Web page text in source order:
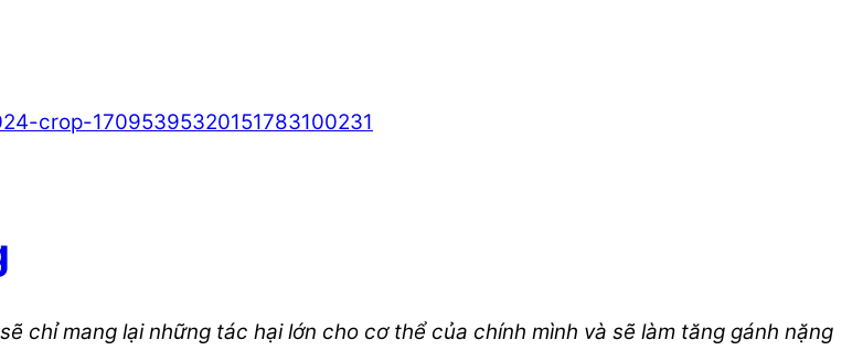
chỉ mang lại những tác hại lớn cho cơ thể của chính mình và sẽ làm tăng gánh nặng